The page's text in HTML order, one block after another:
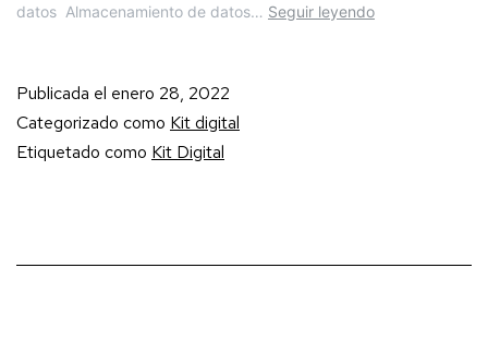
datos Almacenamiento de datos… Seguir leyendo
Publicada el enero 28, 2022
Categorizado como Kit digital
Etiquetado como Kit Digital